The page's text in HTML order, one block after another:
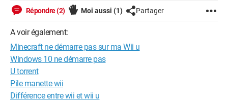
Répondre (2) Moi aussi (1) Partager
A voir également:
Minecraft ne démarre pas sur ma Wii u
Windows 10 ne démarre pas
U torrent
Pile manette wii
Différence entre wii et wii u